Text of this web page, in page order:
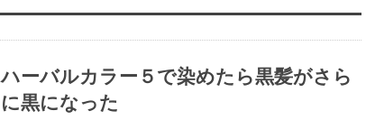
ハーバルカラー５で染めたら黒髪がさら
に黒になった